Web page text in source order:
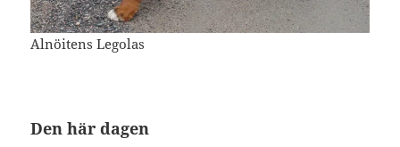
Alnöitens Legolas
Den här dagen